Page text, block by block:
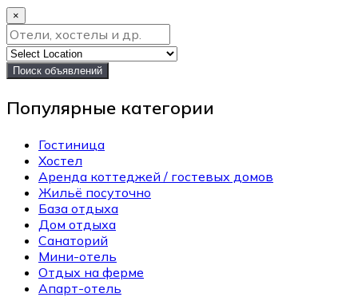
×
Поиск объявлений
Популярные категории
Гостиница
Хостел
Аренда коттеджей / гостевых домов
Жильё посуточно
База отдыха
Дом отдыха
Санаторий
Мини-отель
Отдых на ферме
Апарт-отель